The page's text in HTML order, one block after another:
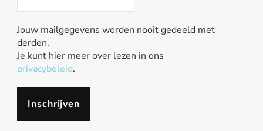
Jouw mailgegevens worden nooit gedeeld met
derden.
Je kunt hier meer over lezen in ons
privacybeleid.